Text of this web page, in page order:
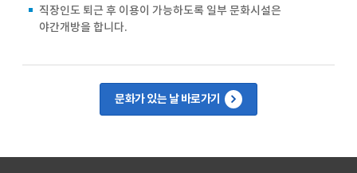
직장인도 퇴근 후 이용이 가능하도록 일부 문화시설은
야간개방을 합니다.
문화가 있는 날 바로가기